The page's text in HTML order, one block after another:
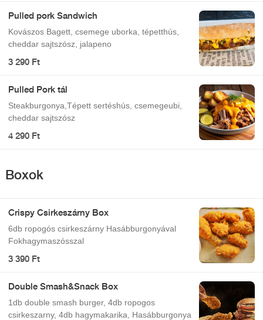
Pulled pork Sandwich
Kovászos Bagett, csemege uborka, tépetthús,
cheddar sajtszósz, jalapeno
3 290 Ft
Pulled Pork tál
Steakburgonya,Tépett sertéshús, csemegeubi,
cheddar sajtszósz
4 290 Ft
Boxok
Crispy Csirkeszárny Box
6db ropogós csirkeszárny Hasábburgonyával
Fokhagymaszósszal
3 390 Ft
Double Smash&Snack Box
1db double smash burger, 4db ropogos
csirkeszarny, 4db hagymakarika, Hasábburgonya